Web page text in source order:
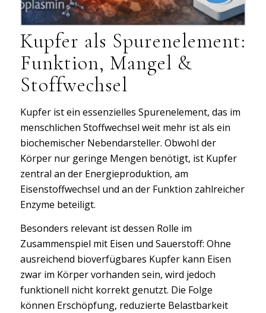
Kupfer als Spurenelement:
Funktion, Mangel &
Stoffwechsel
Kupfer ist ein essenzielles Spurenelement, das im
menschlichen Stoffwechsel weit mehr ist als ein
biochemischer Nebendarsteller. Obwohl der
Körper nur geringe Mengen benötigt, ist Kupfer
zentral an der Energieproduktion, am
Eisenstoffwechsel und an der Funktion zahlreicher
Enzyme beteiligt.
Besonders relevant ist dessen Rolle im
Zusammenspiel mit Eisen und Sauerstoff: Ohne
ausreichend bioverfügbares Kupfer kann Eisen
zwar im Körper vorhanden sein, wird jedoch
funktionell nicht korrekt genutzt. Die Folge
können Erschöpfung, reduzierte Belastbarkeit